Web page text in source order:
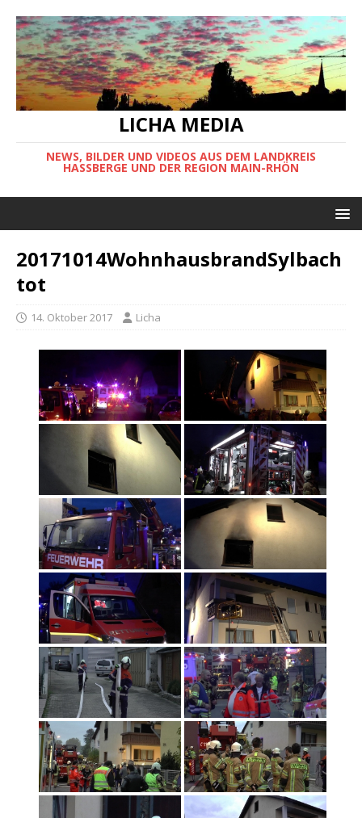
LICHA MEDIA
NEWS, BILDER UND VIDEOS AUS DEM LANDKREIS
HASSBERGE UND DER REGION MAIN-RHÖN
20171014WohnhausbrandSylbach
tot
14. Oktober 2017 Licha